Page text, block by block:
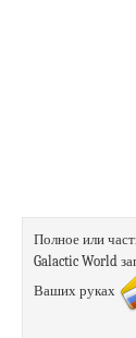
Полное или
Galactic World
Ваших руках